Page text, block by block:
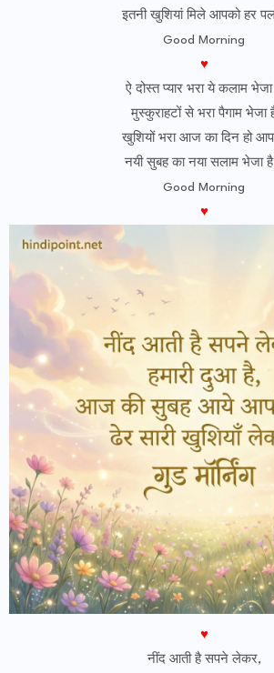
इतनी खुशियां मिले आपको हर
Good Morning
♥
ऐ दोस्त प्यार भरा ये कलाम
मुस्कुराहटों से भरा पैगाम भेजा
खुशियों भरा आज का दिन हो
नयी सुबह का नया सलाम भेजा
Good Morning
♥
♥
नींद आती है सपने लेकर,